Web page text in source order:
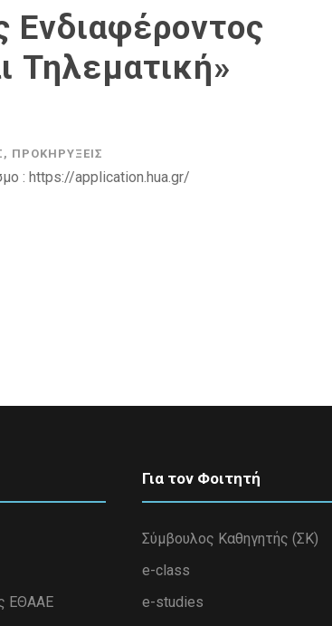
Τηλεματική»
, ΠΡΟΚΗΡΎΞΕΙΣ
: https://application.hua.gr/
ΕΘΑΑΕ
Για τον Φοιτητή
Σύμβουλος Καθηγητής (ΣΚ)
e-class
e-studies